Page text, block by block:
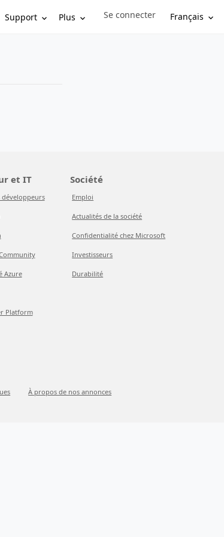
Support Plus Sign in to your account
Se connecter Français
et IT
Azure
Platform
Société
Emploi
Actualités de la société
Confidentialité chez Microsoft
Investisseurs
Durabilité
À propos de nos annonces